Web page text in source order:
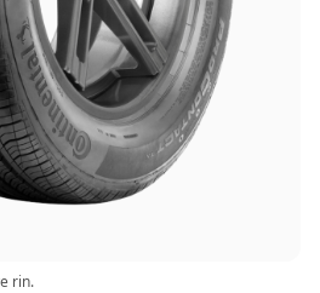
rin.